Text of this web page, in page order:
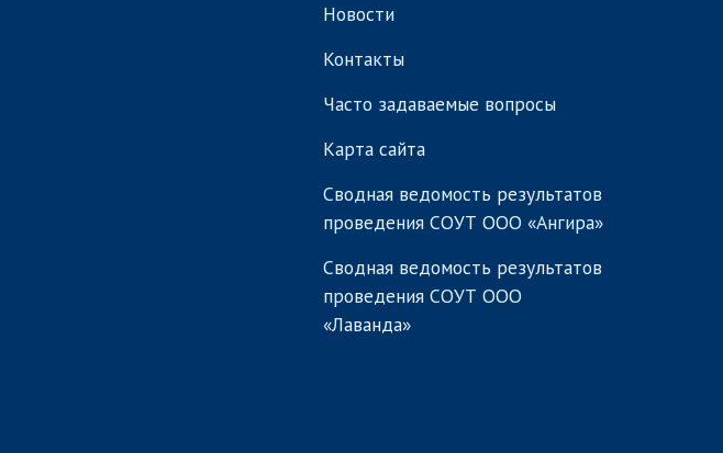
Новости
Контакты
Часто задаваемые вопросы
Карта сайта
Сводная ведомость результатов
проведения СОУТ ООО «Ангира»
Сводная ведомость результатов
проведения СОУТ ООО
«Лаванда»